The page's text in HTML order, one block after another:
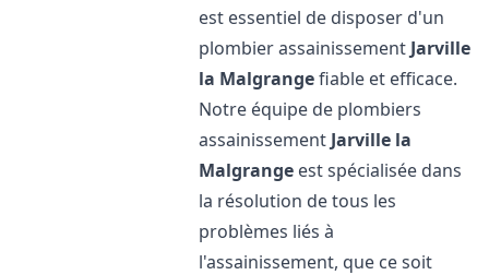
est essentiel de disposer d'un
plombier assainissement Jarville
la Malgrangefiable et efficace.
Notre équipe de plombiers
assainissement Jarville la
Malgrange est spécialisée dans
la résolution de tous les
problèmes liés à
l'assainissement, que ce soit